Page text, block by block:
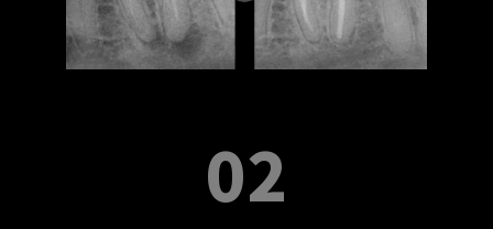
02